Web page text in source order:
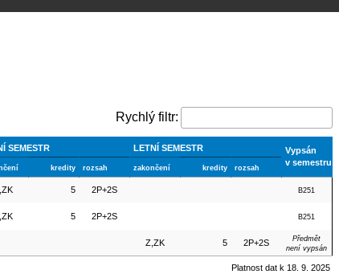
Rychlý filtr:
SEMESTR LETNÍ SEMESTR
Vypsán
v semestru
kredity rozsah zakončení kredity rozsah
5 2P+2S B251
5 2P+2S B251
Z,ZK 5 2P+2S
Předmět
není vypsán
Platnost dat k 18. 9. 2025